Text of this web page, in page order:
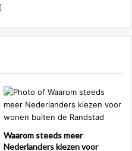
Website
Waarom steeds meer
Nederlanders kiezen voor